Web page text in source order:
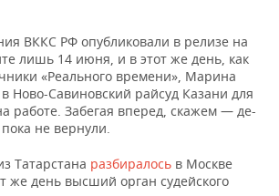
ВККС РФ опубликовали в релизе на
лишь 14 июня, и в этот же день, как
«Реального времени», Марина
Ново-Савиновский райсуд Казани для
работе. Забегая вперед, скажем — де-
не вернули.
Татарстана разбиралось в Москве
же день высший орган судейского